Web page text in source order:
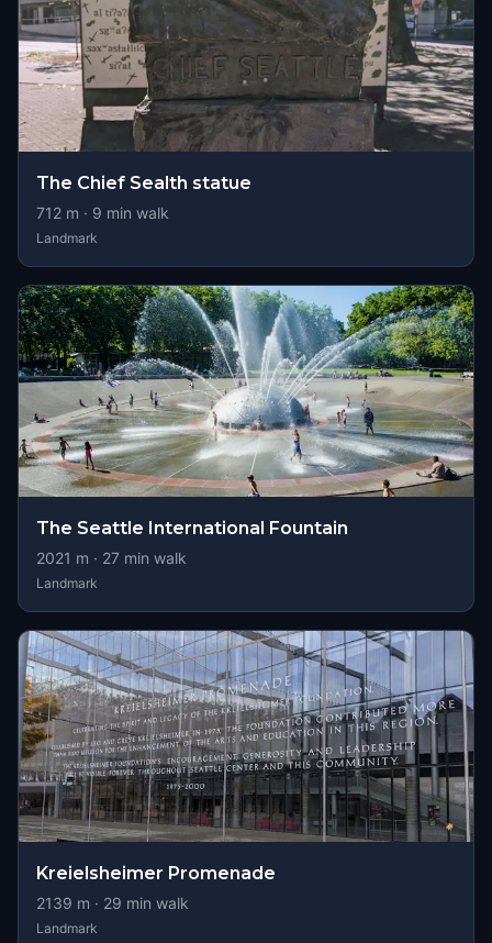
The Chief Sealth statue
712 m · 9 min walk
Landmark
The Seattle International Fountain
2021 m · 27 min walk
Landmark
Kreielsheimer Promenade
2139 m · 29 min walk
Landmark